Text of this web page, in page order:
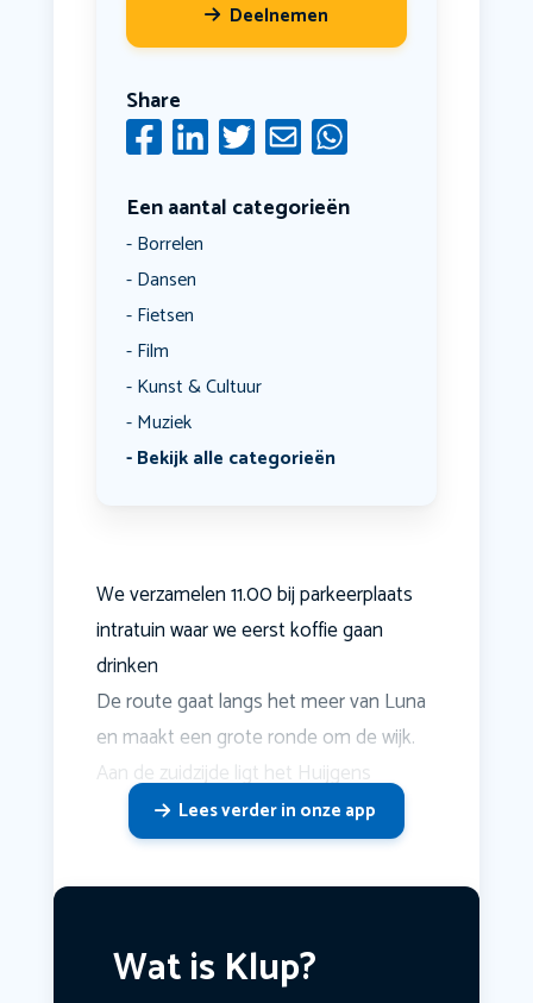
Deelnemen
Share
Een aantal categorieën
Borrelen
Dansen
Fietsen
Film
Kunst & Cultuur
Muziek
Bekijk alle categorieën
We verzamelen 11.00 bij parkeerplaats
intratuin waar we eerst koffie gaan
drinken
De route gaat langs het meer van Luna
en maakt een grote ronde om de wijk.
Aan de zuidzijde ligt het Huijgens
Lees verder in onze app
Wat is Klup?